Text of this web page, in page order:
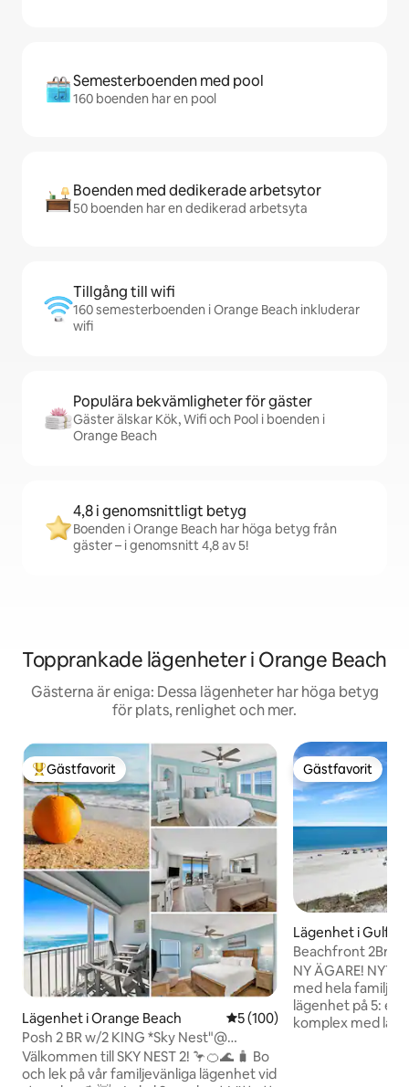
Semesterboenden med pool
160 boenden har en pool
Boenden med dedikerade arbetsytor
50 boenden har en dedikerad arbetsyta
Tillgång till wifi
160 semesterboenden i Orange Beach inkluderar
wifi
Populära bekvämligheter för gäster
Gäster älskar Kök, Wifi och Pool i boenden i
Orange Beach
4,8 i genomsnittligt betyg
Boenden i Orange Beach har höga betyg från
gäster – i genomsnitt 4,8 av 5!
Topprankade lägenheter i Orange Beach
Gästerna är eniga: Dessa lägenheter har höga betyg
för plats, renlighet och mer.
Populär gästfavorit
Gästfavorit
Lägenhet i Orange Beach 5 av 5 i genomsnittligt
5 (100)
Posh 2 BR w/2 KING *Sky Nest"@
Summerchase på Gulf
Välkommen till SKY NEST 2! 🦩🍊🌊 🧳 Bo
och lek på vår familjevänliga lägenhet vid
Gästfavorit
Gästfavorit
Lägenhet i Gulf
Beachfront
559 Slutenhet
NY ÄGARE! NYTT BAD JAN24! Koppla av
med hela
lägenhet på 5: e
komplex med låg densitet!